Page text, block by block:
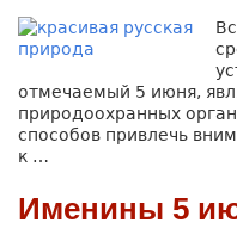
отмечаемый 5 июня,
природоохранных
способов привлечь
к …
Именины 5